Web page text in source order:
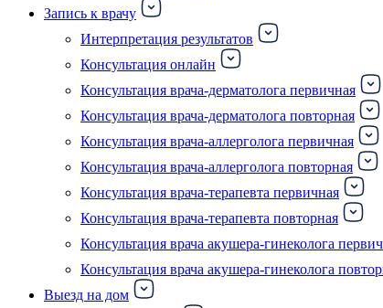
Запись к врачу
Интерпретация результатов
Консультация онлайн
Консультация врача-дерматолога первичная
Консультация врача-дерматолога повторная
Консультация врача-аллерголога первичная
Консультация врача-аллерголога повторная
Консультация врача-терапевта первичная
Консультация врача-терапевта повторная
Консультация врача акушера-гинеколога
Консультация врача акушера-гинеколога
Выезд на дом